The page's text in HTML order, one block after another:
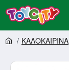
ΚΑΛΟΚΑΙΡΙΝΑ